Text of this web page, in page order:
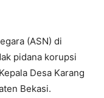
(ASN) di
pidana korupsi
Desa Karang
Bekasi.